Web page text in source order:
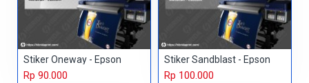
Stiker Oneway - Epson
Rp 90.000
Stiker Sandblast - Epson
Rp 100.000